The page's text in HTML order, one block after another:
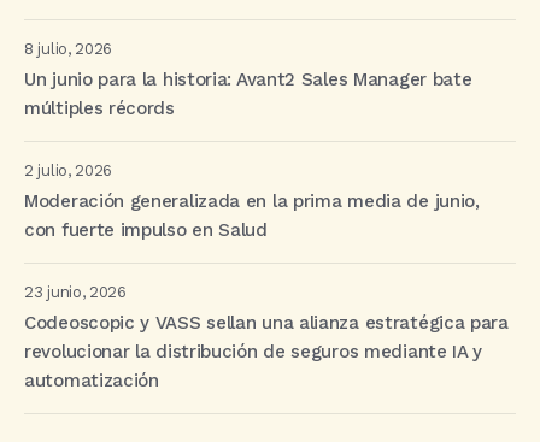
8 julio, 2026
Un junio para la historia: Avant2 Sales Manager bate
múltiples récords
2 julio, 2026
Moderación generalizada en la prima media de junio,
con fuerte impulso en Salud
23 junio, 2026
Codeoscopic y VASS sellan una alianza estratégica para
revolucionar la distribución de seguros mediante IA y
automatización